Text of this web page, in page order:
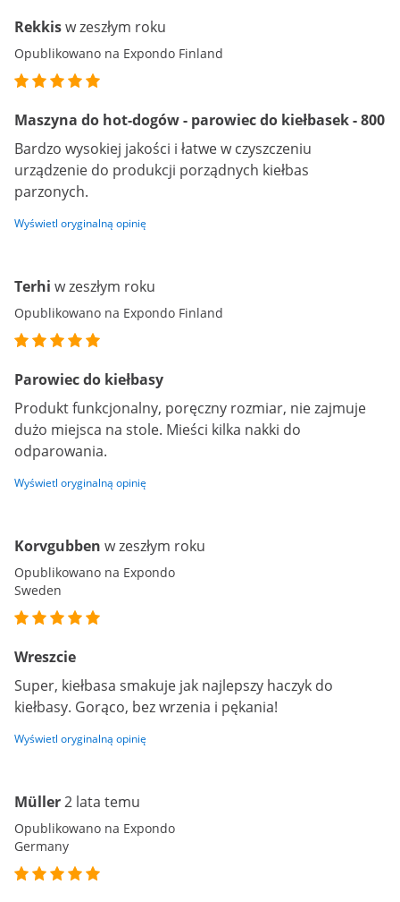
Rekkisw zeszłym roku
Opublikowano na Expondo Finland
Maszyna do hot-dogów - parowiec do kiełbasek - 800
Bardzo wysokiej jakości i łatwe w czyszczeniu
urządzenie do produkcji porządnych kiełbas
parzonych.
Wyświetl oryginalną opinię
Terhi w zeszłym roku
Opublikowano na Expondo Finland
Parowiec do kiełbasy
Produkt funkcjonalny, poręczny rozmiar, nie zajmuje
dużo miejsca na stole. Mieści kilka nakki do
odparowania.
Wyświetl oryginalną opinię
Korvgubben w zeszłym roku
Opublikowano na Expondo
Sweden
Wreszcie
Super, kiełbasa smakuje jak najlepszy haczyk do
kiełbasy. Gorąco, bez wrzenia i pękania!
Wyświetl oryginalną opinię
Müller2 lata temu
Opublikowano na Expondo
Germany